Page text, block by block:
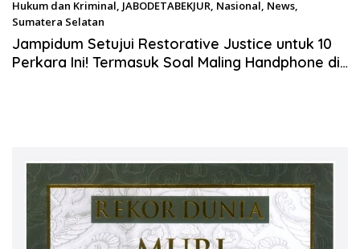
Hukum dan Kriminal, JABODETABEKJUR, Nasional, News,
Sumatera Selatan
29 Juli 2024
Jampidum Setujui Restorative Justice untuk 10
Perkara Ini! Termasuk Soal Maling Handphone di